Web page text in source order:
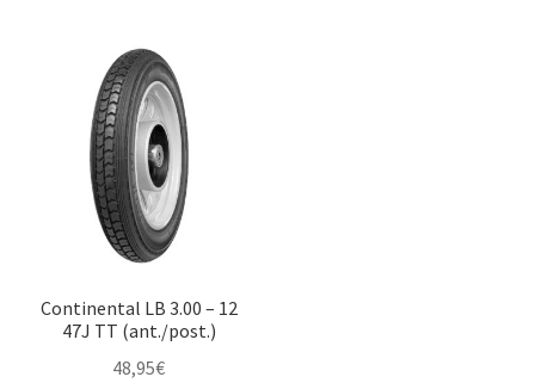
Continental LB 3.00 – 12
47J TT (ant./post.)
48,95€